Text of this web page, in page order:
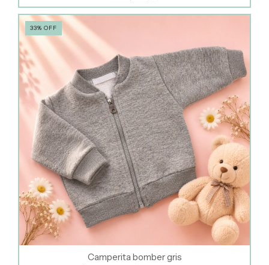
33% OFF
Camperita bomber gris